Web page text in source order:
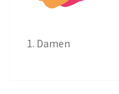
1. Damen